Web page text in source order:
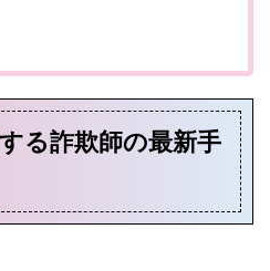
る詐欺師の最新手